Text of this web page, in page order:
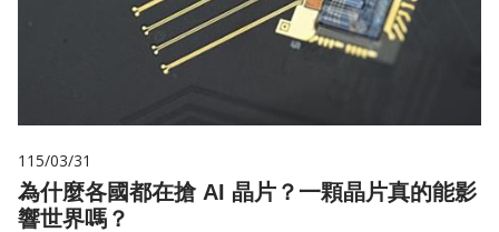
115/03/31
為什麼各國都在搶 AI 晶片？一顆晶片真的能影
響世界嗎？